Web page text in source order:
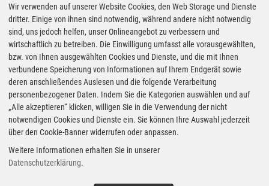
Fotos: Stellantis via Autoren-
Union Mobilität
Aerodynamik-Kit aus Kohlefaser
umfasst unter anderem seitliche
Leitprofile an der Front,
zusätzliche Elemente am
Unterboden, spezielle Seitenschweller und einen
modifizierten Heckflügel. Bei 300 km/h erzeugt das
Paket bis zu 140 kg Abtrieb und damit rund fünfmal
so viel wie beim Serienmodell. Die abschließende
Erprobung der Komponenten fand auf dem Alfa-
Romeo-Testgelände in Balocco statt.
Wir verwenden auf unserer Website Cookies, den Web Storage und Dienste
dritter. Einige von ihnen sind notwendig, während andere nicht notwendig
sind, uns jedoch helfen, unser Onlineangebot zu verbessern und
wirtschaftlich zu betreiben. Die Einwilligung umfasst alle vorausgewählten,
bzw. von Ihnen ausgewählten Cookies und Dienste, und die mit Ihnen
verbundene Speicherung von Informationen auf Ihrem Endgerät sowie
deren anschließendes Auslesen und die folgende Verarbeitung
personenbezogener Daten. Indem Sie die Kategorien auswählen und auf
„Alle akzeptieren“ klicken, willigen Sie in die Verwendung der nicht
notwendigen Cookies und Dienste ein. Sie können Ihre Auswahl jederzeit
über den Cookie-Banner widerrufen oder anpassen.
Weitere Informationen erhalten Sie in unserer
Datenschutzerklärung.